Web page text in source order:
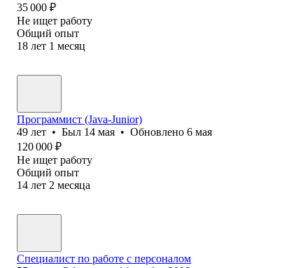
35 000 ₽
Не ищет работу
Общий опыт
18 лет 1 месяц
Программист (Java-Junior)
49 лет • Был 14 мая • Обновлено 6 мая
120 000 ₽
Не ищет работу
Общий опыт
14 лет 2 месяца
Специалист по работе с персоналом